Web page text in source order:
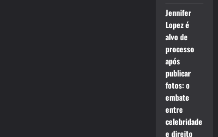
Jennifer
Lopez é
alvo de
processo
após
publicar
fotos: o
embate
entre
celebridade
e direito